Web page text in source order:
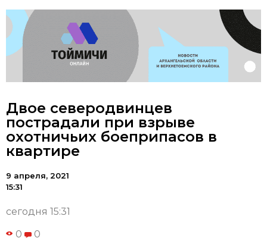
Двое северодвинцев
пострадали при взрыве
охотничьих боеприпасов в
квартире
9 апреля, 2021
15:31
сегодня 15:31
0 0